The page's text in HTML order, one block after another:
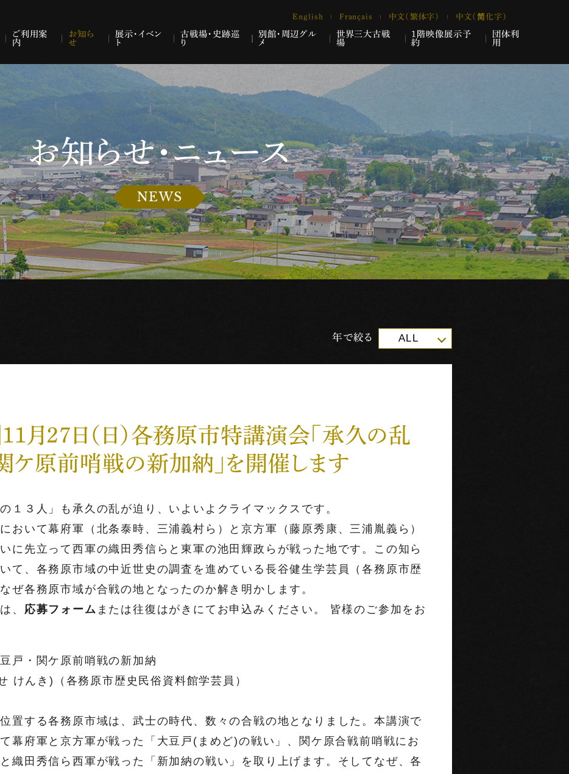
English Français 中文（繁体字） 中文（简化字）
ご利用案
内
お知ら
せ
展示・イベン
ト
古戦場・史跡巡
り
別館・周辺グル
メ
世界三大古戦
場
1階映像展示予
約
団体利
用
お知らせ・ニュース
NEWS
年で絞る ALL
１月２７日（日）各務原市特講演会「承久の乱
ケ原前哨戦の新加納」を開催します
１３人」も承久の乱が迫り、いよいよクライマックスです。
おいて幕府軍（北条泰時、三浦義村ら）と京方軍（藤原秀康、三浦胤義ら）
に先立って西軍の織田秀信らと東軍の池田輝政らが戦った地です。この知ら
て、各務原市域の中近世史の調査を進めている長谷健生学芸員（各務原市歴
ぜ各務原市域が合戦の地となったのか解き明かします。
、 応募フォーム または往復はがきにてお申込みください。 皆様のご参加をお
戸・関ケ原前哨戦の新加納
けんき)（各務原市歴史民俗資料館学芸員）
置する各務原市域は、武士の時代、数々の合戦の地となりました。本講演で
幕府軍と京方軍が戦った「大豆戸(まめど)の戦い」、関ケ原合戦前哨戦にお
織田秀信ら西軍が戦った「新加納の戦い」を取り上げます。そしてなぜ、各